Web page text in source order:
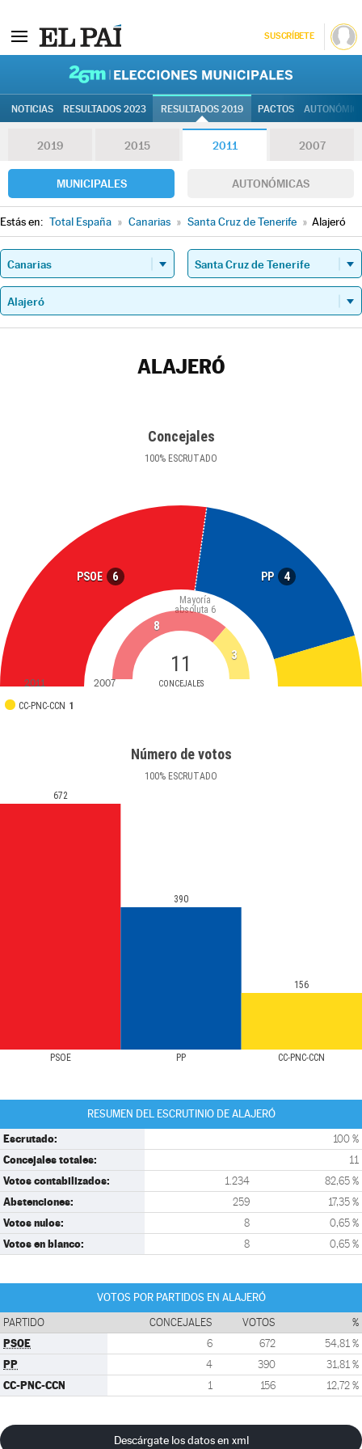
SUSCRÍBETE
NOTICIAS RESULTADOS 2023 RESULTADOS 2019 PACTOS
2019 2015 2011 2007
MUNICIPALES AUTONÓMICAS
Estás en: Total España » Canarias » Santa Cruz de Tenerife » Alajeró
ALAJERÓ
Concejales
100% ESCRUTADO
PSOE 6 PP 4
11
CONCEJALES
Mayoría
absoluta 6
CC-PNC-CCN 1
8
3
2011 2007
Número de votos
100% ESCRUTADO
PSOE PP CC-PNC-CCN
672
390
156
RESUMEN DEL ESCRUTINIO DE ALAJERÓ
Escrutado: 100 %
Concejales totales: 11
Votos contabilizados: 1.234 82,65 %
Abstenciones: 259 17,35 %
Votos nulos: 8 0,65 %
Votos en blanco: 8 0,65 %
VOTOS POR PARTIDOS EN ALAJERÓ
PARTIDO CONCEJALES VOTOS %
PSOE 6 672 54,81 %
PP 4 390 31,81 %
CC-PNC-CCN 1 156 12,72 %
Descárgate los datos en xml